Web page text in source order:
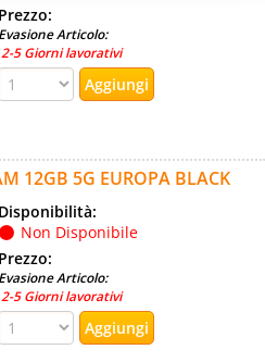
Prezzo:
Evasione Articolo:
2-5 Giorni lavorativi
12GB 5G EUROPA BLACK
Disponibilità:
Non Disponibile
Prezzo:
Evasione Articolo:
2-5 Giorni lavorativi